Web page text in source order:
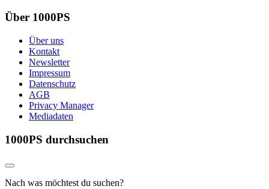
Über 1000PS
Über uns
Kontakt
Newsletter
Impressum
Datenschutz
AGB
Privacy Manager
Mediadaten
1000PS durchsuchen
Nach was möchtest du suchen?